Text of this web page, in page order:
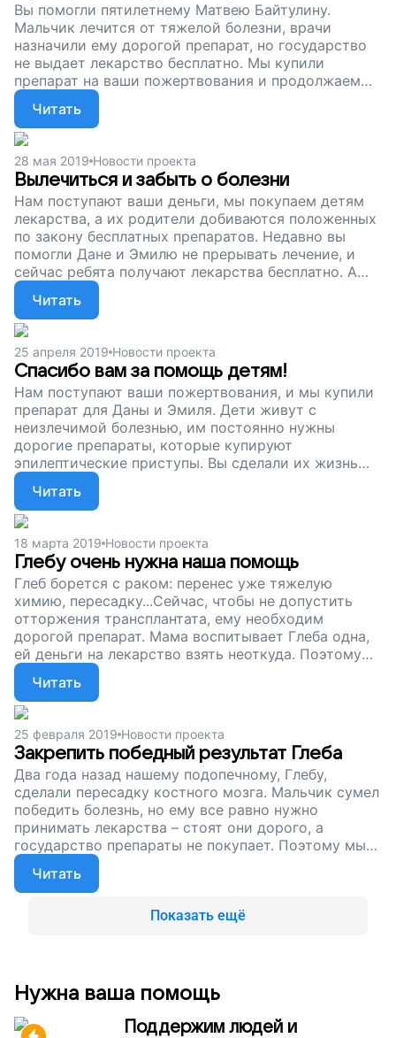
Вы помогли пятилетнему Матвею Байтулину.
Мальчик лечится от тяжелой болезни, врачи
назначили ему дорогой препарат, но государство
не выдает лекарство бесплатно. Мы купили
препарат на ваши пожертвования и продолжаем
собирать деньги, чтобы дети, которые борются с
серьезным заболеванием, были обеспечены всем
необходимым. Чтобы у каждого было лекарство,
которое поможет победить. Поддержите наш
проект!
Читать
28 мая 2019 Новости проекта
Вылечиться и забыть о болезни
Нам поступают ваши деньги, мы покупаем детям
лекарства, а их родители добиваются положенных
по закону бесплатных препаратов. Недавно вы
помогли Дане и Эмилю не прерывать лечение, и
сейчас ребята получают лекарства бесплатно. А
мы продолжаем сбор: у нас еще много
подопечных, которым препараты нужны срочно –
их болезнь не ждет. Помогите детям вылечиться и
забыть о болезни, поддержите наш проект!
Читать
25 апреля 2019 Новости проекта
Спасибо вам за помощь детям!
Нам поступают ваши пожертвования, и мы купили
препарат для Даны и Эмиля. Дети живут с
неизлечимой болезнью, им постоянно нужны
дорогие препараты, которые купируют
эпилептические приступы. Вы сделали их жизнь
легче. Спасибо вам за это! Сейчас мы продолжаем
собирать деньги на лекарства для детей. Помогите
им бороться с болезнью и выигрывать,
поддержите наш проект.
Читать
18 марта 2019 Новости проекта
Глебу очень нужна наша помощь
Глеб борется с раком: перенес уже тяжелую
химию, пересадку...Сейчас, чтобы не допустить
отторжения трансплантата, ему необходим
дорогой препарат. Мама воспитывает Глеба одна,
ей деньги на лекарство взять неоткуда. Поэтому
мы собираем деньги, чтобы обеспечивать Глеба и
других ребят препаратами, которые помогут им
побороть рак. Поддержите наш проект!
Читать
25 февраля 2019 Новости проекта
Закрепить победный результат Глеба
Два года назад нашему подопечному, Глебу,
сделали пересадку костного мозга. Мальчик сумел
победить болезнь, но ему все равно нужно
принимать лекарства – стоят они дорого, а
государство препараты не покупает. Поэтому мы
собираем деньги, чтобы обеспечивать Глеба и
других ребят лекарствами. Помогите детям
вернуть себе свое детство, поддержите наш
Читать
Показать ещё
Нужна ваша помощь
Поддержим людей и